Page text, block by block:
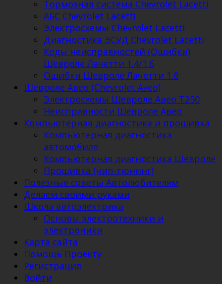
Тормозная система Chevrolet Lacetti
АБС Chevrolet Lacetti
Электросхемы Chevrolet Lacetti
Диагностика ЭСУД Chevrolet Lacetti
Коды неисправностей (Ошибки)
Шевроле Лачетти 1.4/1.6
Ошибки Шевроле Лачетти 1.8
Шевроле Авео (Chevrolet Aveo)
Электросхемы Шевроле Авео Т250
Неисправности Шевроле Авео
Компьютерная диагностика и прошивка
Компьютерная диагностика
автомобиля
Компьютерная диагностика Шевроле
Прошивка (чип-тюнинг)
Полезные советы Автолюбителям
Делаем своими руками
Школа автоэлектрика
Основы электротехники и
электроники
Карта сайта
Помощь Проекту
Регистрация
Войти